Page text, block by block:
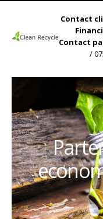
Contact
Contact
/